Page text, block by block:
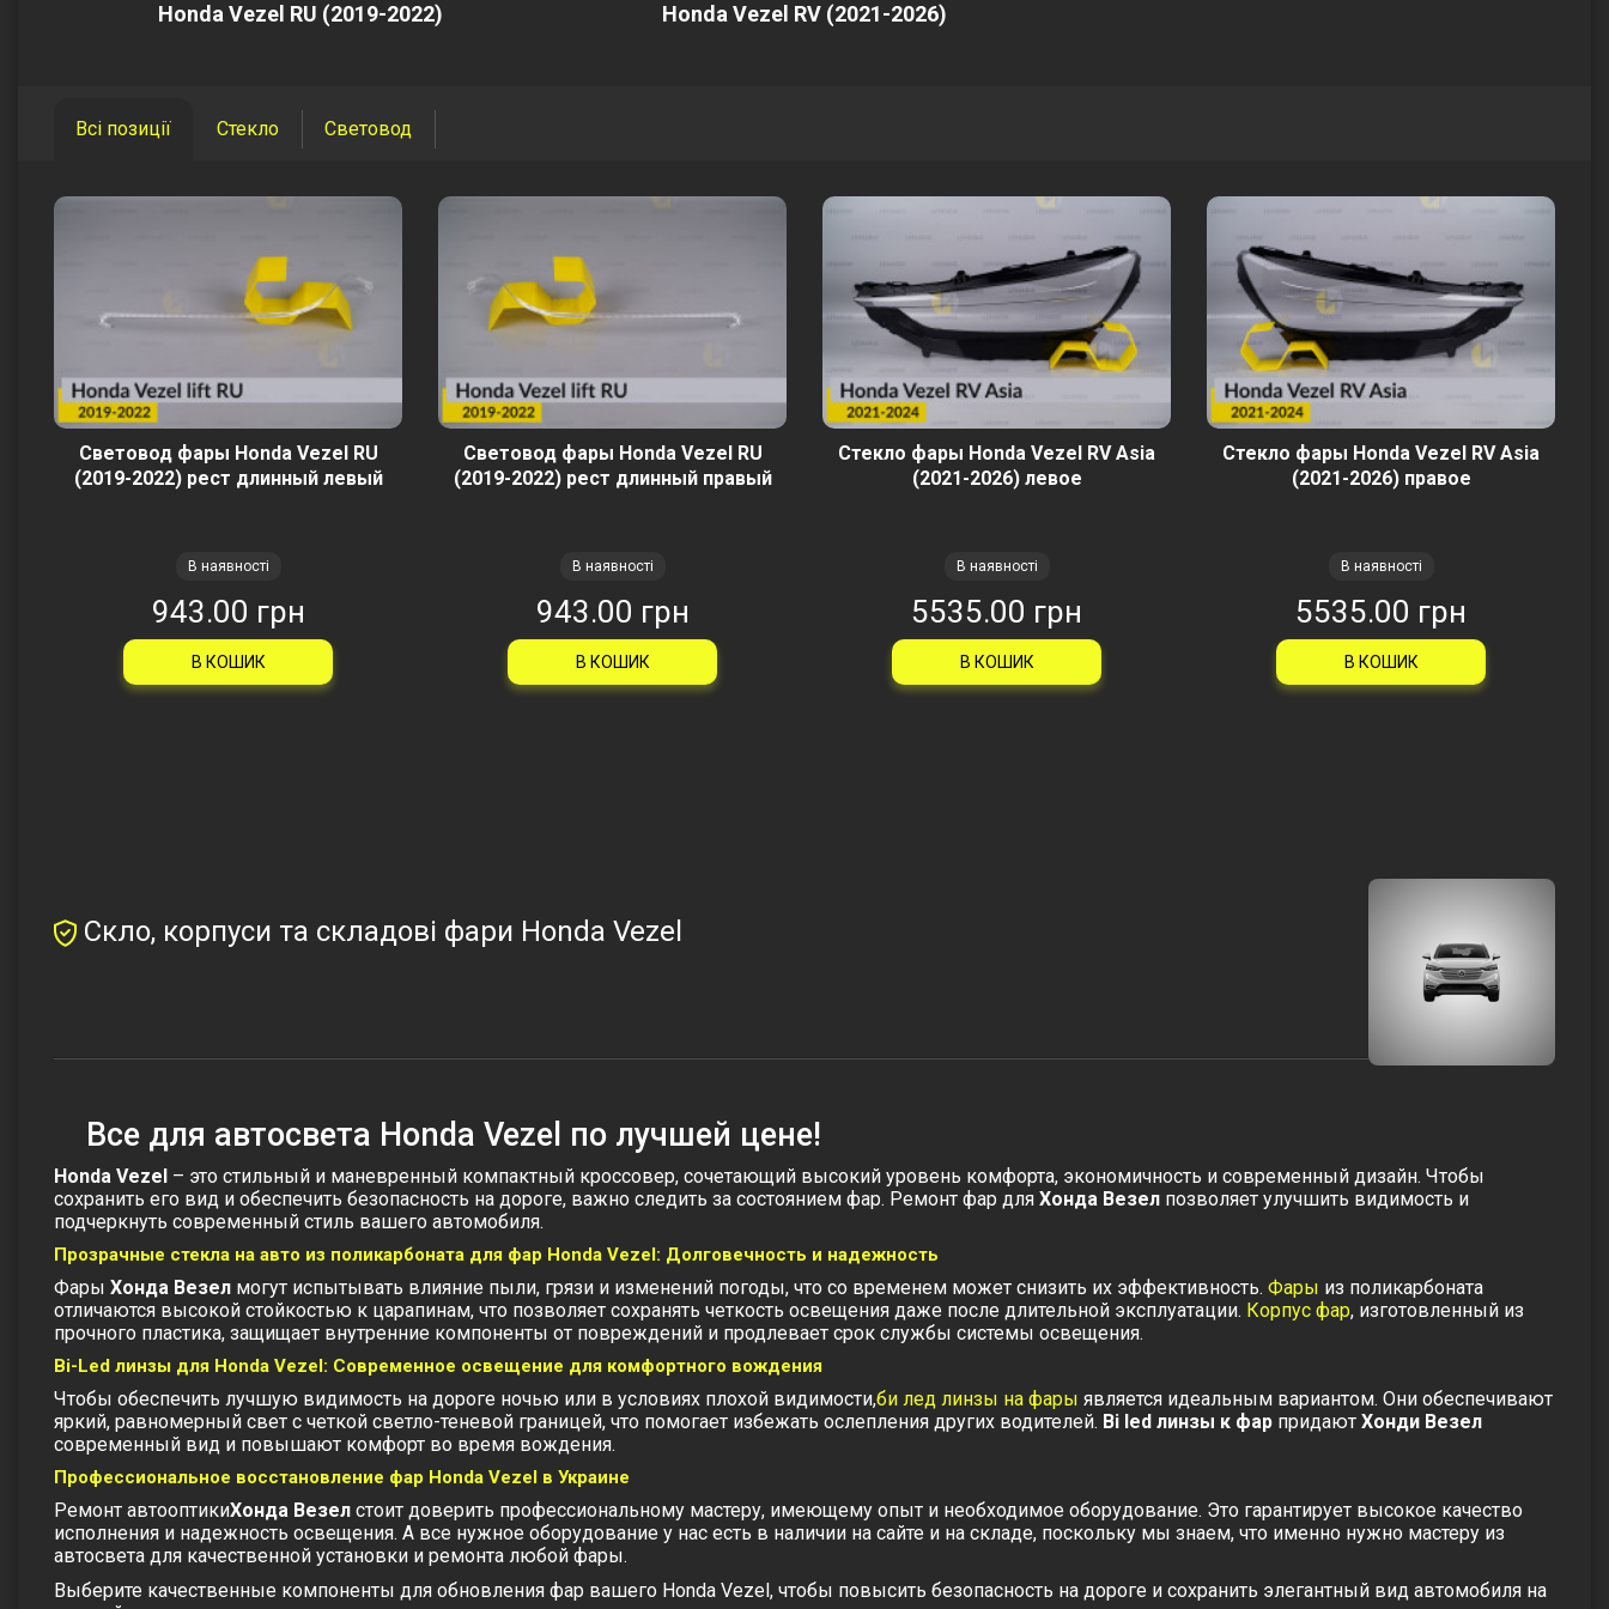
Honda Vezel RU (2019-2022) Honda Vezel RV (2021-2026)
Всі позиції Стекло Световод
Световод фары Honda Vezel RU
(2019-2022) рест длинный левый
В наявності
943.00 грн
В КОШИК
Световод фары Honda Vezel RU
(2019-2022) рест длинный правый
В наявності
943.00 грн
В КОШИК
Стекло фары Honda Vezel RV Asia
(2021-2026) левое
В наявності
5535.00 грн
В КОШИК
Стекло фары Honda Vezel RV Asia
(2021-2026) правое
В наявності
5535.00 грн
В КОШИК
Скло, корпуси та складові фари Honda Vezel
Все для автосвета Honda Vezel по лучшей цене!
Honda Vezel – это стильный и маневренный компактный кроссовер, сочетающий высокий уровень комфорта, экономичность и современный дизайн. Чтобы
сохранить его вид и обеспечить безопасность на дороге, важно следить за состоянием фар. Ремонт фар для Хонда Везел позволяет улучшить видимость и
подчеркнуть современный стиль вашего автомобиля.
Прозрачные стекла на авто из поликарбоната для фар Honda Vezel: Долговечность и надежность
Фары Хонда Везел могут испытывать влияние пыли, грязи и изменений погоды, что со временем может снизить их эффективность. Фары из поликарбоната
отличаются высокой стойкостью к царапинам, что позволяет сохранять четкость освещения даже после длительной эксплуатации. Корпус фар, изготовленный из
прочного пластика, защищает внутренние компоненты от повреждений и продлевает срок службы системы освещения.
Bi-Led линзы для Honda Vezel: Современное освещение для комфортного вождения
Чтобы обеспечить лучшую видимость на дороге ночью или в условиях плохой видимости,би лед линзы на фары является идеальным вариантом. Они обеспечивают
яркий, равномерный свет с четкой светло-теневой границей, что помогает избежать ослепления других водителей. Bi led линзы к фар придают Хонди Везел
современный вид и повышают комфорт во время вождения.
Профессиональное восстановление фар Honda Vezel в Украине
Ремонт автооптикиХонда Везел стоит доверить профессиональному мастеру, имеющему опыт и необходимое оборудование. Это гарантирует высокое качество
исполнения и надежность освещения. А все нужное оборудование у нас есть в наличии на сайте и на складе, поскольку мы знаем, что именно нужно мастеру из
автосвета для качественной установки и ремонта любой фары.
Выберите качественные компоненты для обновления фар вашего Honda Vezel, чтобы повысить безопасность на дороге и сохранить элегантный вид автомобиля на